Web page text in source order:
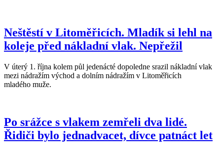
Neštěstí v Litoměřicích. Mladík si lehl na
koleje před nákladní vlak. Nepřežil
V úterý 1. října kolem půl jedenácté dopoledne srazil nákladní vlak
mezi nádražím východ a dolním nádražím v Litoměřicích
mladého muže.
Po srážce s vlakem zemřeli dva lidé.
Řidiči bylo jednadvacet, dívce patnáct let